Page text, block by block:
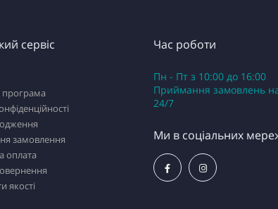
сервіс
програма
замовлення
оплата
якості
Час роботи
Пн - Пт з 10:00 до 16:00
Приймання замовлень на
24/7
Ми в соціальних